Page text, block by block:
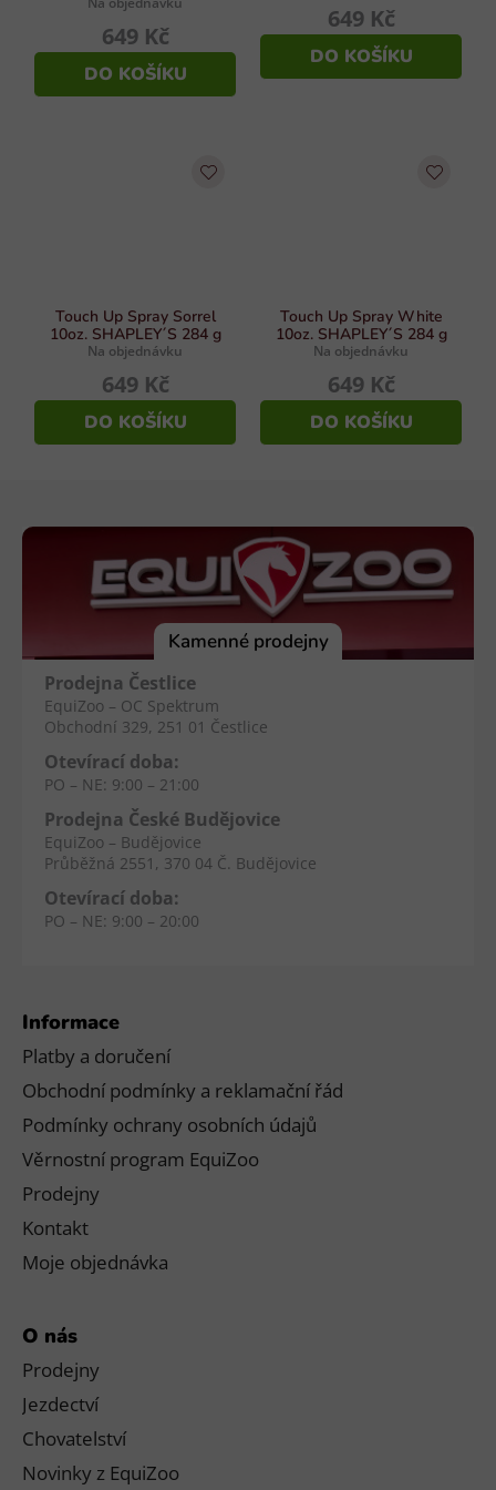
649 Kč
DO KOŠÍKU
649 Kč
DO KOŠÍKU
Touch Up Spray Sorrel
10oz. SHAPLEY´S 284 g
Na objednávku
649 Kč
DO KOŠÍKU
Touch Up Spray White
10oz. SHAPLEY´S 284 g
Na objednávku
649 Kč
DO KOŠÍKU
Informace
Platby a doručení
Obchodní podmínky a reklamační řád
Podmínky ochrany osobních údajů
Věrnostní program EquiZoo
Prodejny
Kontakt
Moje objednávka
O nás
Prodejny
Jezdectví
Chovatelství
Novinky z EquiZoo
Kamenné prodejny
Prodejna Čestlice
EquiZoo – OC Spektrum
Obchodní 329, 251 01 Čestlice
Otevírací doba:
PO – NE: 9:00 – 21:00
Prodejna České Budějovice
EquiZoo – Budějovice
Průběžná 2551, 370 04 Č. Budějovice
Otevírací doba:
PO – NE: 9:00 – 20:00